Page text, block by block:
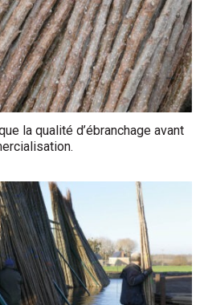
la qualité d’ébranchage avant